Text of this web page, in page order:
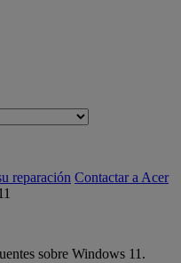
reparación Contactar a Acer
sobre Windows 11.